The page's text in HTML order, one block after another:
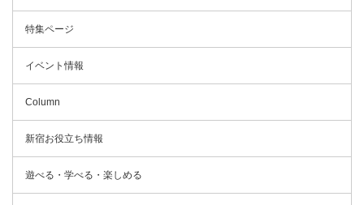
特集ページ
イベント情報
Column
新宿お役立ち情報
遊べる・学べる・楽しめる